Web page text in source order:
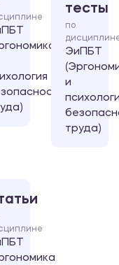
тесты
по
ЭиПБТ
и
труда)